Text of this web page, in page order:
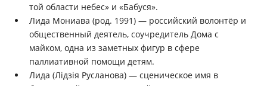
той области небес» и «Бабуся».
Лида Мониава (род. 1991) — российский волонтёр и
общественный деятель, соучредитель Дома с
майком, одна из заметных фигур в сфере
паллиативной помощи детям.
Лида (Лідзія Русланова) — сценическое имя в